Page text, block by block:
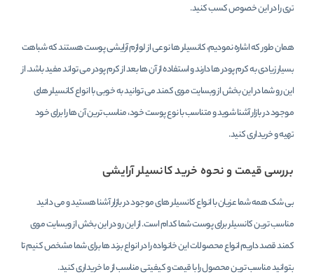
تری را در این خصوص کسب کنید.
همان طور که اشاره نمودیم، کانسیلر ها نوعی از لوازم آرایشی پوست هستند که شباهت
بسیار زیادی به کرم پودر ها دارند و استفاده از آن ها بعد از کرم پودر می تواند مفید باشد. از
این رو شما در این بخش از وبسایت موی کمند می توانید به خوبی با انواع کانسیلر های
موجود در بازار آشنا شوید و متناسب با نوع پوست خود، مناسب ترین آن ها را برای خود
تهیه و خریداری کنید.
بررسی قیمت و نحوه خرید کانسیلر آرایشی
بی شک همه شما عزیان با انواع کانسیلر های موجود در بازار آشنا هستید و می دانید
مناسب ترین کانسیلر برای پوست شما کدام است. از این رو در این بخش از وبسایت موی
کمند قصد داریم انواع محصولات این خانواده را در انواع برند ها برای شما مشخص کنیم تا
بتوانید مناسب ترین محصول را با قیمت و کیفیتی مناسب از ما خریداری کنید.